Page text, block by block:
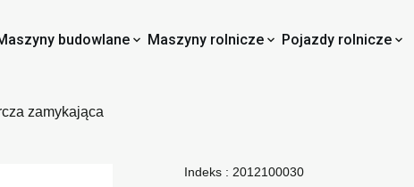
budowlane Maszyny rolnicze Pojazdy rolnicze
zamykająca
Indeks : 2012100030